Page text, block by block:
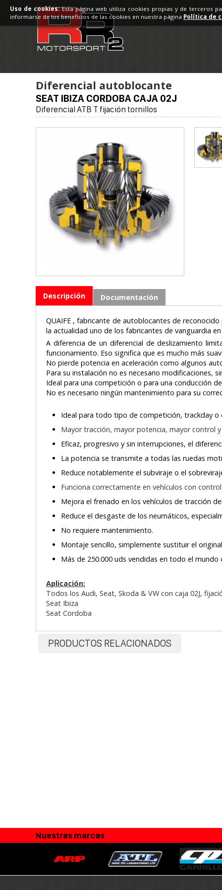
Diferencial autoblocante
SEAT IBIZA CORDOBA CAJA 02J
Diferencial ATB T fijación tornillos
Descripción Documentación
QUAIFE , fabricante de autoblocantes de
la actualidad uno de los fabricantes de vanguardia
A diferencia de un diferencial de deslizamiento
funcionamiento. Eso significa que es mucho más
No pierde potencia en aceleración como algunos
Para su instalación no es necesario
Ideal para una competición o para una conducción
No es necesario ningún mantenimiento para su
Ideal para todo tipo de competición, trackday o
Mayor tracción, mayor potencia, mayor control
Eficaz, progresivo y sin interrupciones, el
La potencia se transmite a todas las ruedas
Reduce notablemente el subviraje o el
Funciona correctamente en vehículos con
Mejora el frenado en los vehículos de tracción
Reduce el desgaste de los neumáticos,
No requiere mantenimiento.
Montaje sencillo, simplemente sustituir el
Más de 250.000 uds vendidas en todo el mundo
Aplicación:
Todos los Audi, Seat, Skoda & VW con caja 02J,
Seat Ibiza
Seat Cordoba
PRODUCTOS RELACIONADOS
Nuestras marcas
Uso de cookies:Esta página web utiliza cookies propias y de terceros
informarse de los beneficios de las cookies en nuestra página Política de